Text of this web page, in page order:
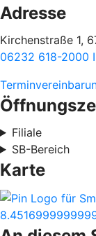
Adresse
Kirchenstraße 1,
06232 618-2000
Filiale
SB-Bereich
Karte